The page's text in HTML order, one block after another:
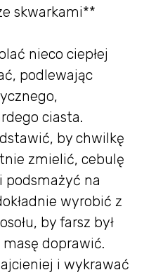
skwarkami**
nieco ciepłej
podlewając
ciasta.
by chwilkę
zmielić, cebulę
podsmażyć na
wyrobić z
by farsz był
masę doprawić.
i wykrawać